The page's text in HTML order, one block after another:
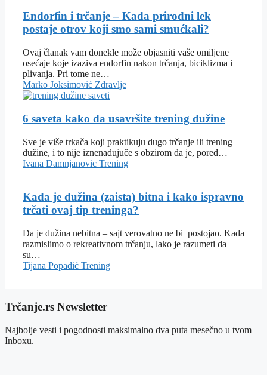
Endorfin i trčanje – Kada prirodni lek
postaje otrov koji smo sami smućkali?
Ovaj članak vam donekle može objasniti vaše omiljene
osećaje koje izaziva endorfin nakon trčanja, biciklizma i
plivanja. Pri tome ne…
Marko Joksimović Zdravlje
6 saveta kako da usavršite trening dužine
Sve je više trkača koji praktikuju dugo trčanje ili trening
dužine, i to nije iznenađujuče s obzirom da je, pored…
Ivana Damnjanovic Trening
Kada je dužina (zaista) bitna i kako ispravno
trčati ovaj tip treninga?
Da je dužina nebitna – sajt verovatno ne bi postojao. Kada
razmislimo o rekreativnom trčanju, lako je razumeti da
su…
Tijana Popadić Trening
Trčanje.rs Newsletter
Najbolje vesti i pogodnosti maksimalno dva puta mesečno u tvom
Inboxu.